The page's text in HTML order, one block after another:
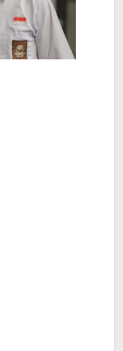
SMA
-
Berita